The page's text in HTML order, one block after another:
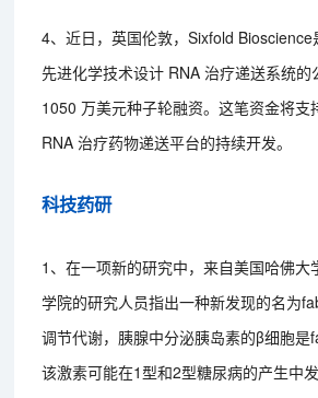
4、近日，英国伦敦，Sixfold
先进化学技术设计 RNA 治疗递送系统
1050 万美元种子轮融资。这笔资金将
RNA 治疗药物递送平台的持续开发。
科技药研
1、在一项新的研究中，来自美国哈佛大
学院的研究人员指出一种新发现的名为
调节代谢，胰腺中分泌胰岛素的β细胞是
该激素可能在1型和2型糖尿病的产生中